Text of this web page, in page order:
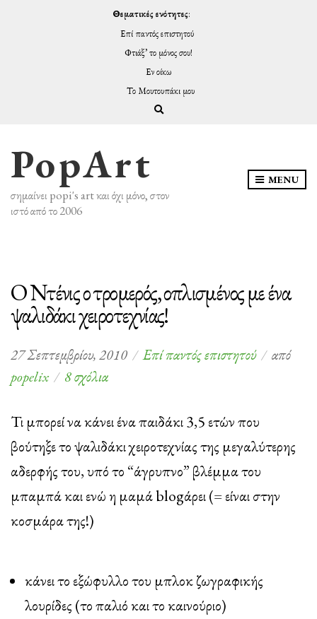
Θεματικές ενότητες:
Επί παντός επιστητού
Φτιάξ’ το μόνος σου!
Εν οίκω
Το Μουτουπάκι μου
Expand search form
PopArt
σημαίνει popi's art και όχι μόνο, στον
ιστό από το 2006
MENU
Ο Ντένις ο τρομερός, οπλισμένος με ένα
ψαλιδάκι χειροτεχνίας!
27 Σεπτεμβρίου, 2010 Επί παντός επιστητού
από
popelix
8 σχόλιαστο
Ντένις
ο
τρομερός,
οπλισμένος
με
χειροτεχνίας!
Τι μπορεί να κάνει ένα παιδάκι 3,5 ετών που
βούτηξε το ψαλιδάκι χειροτεχνίας της μεγαλύτερης
αδερφής του, υπό το “άγρυπνο” βλέμμα του
μπαμπά και ενώ η μαμά blogάρει (= είναι στην
κοσμάρα της!)
κάνει το εξώφυλλο του μπλοκ ζωγραφικής
λουρίδες (το παλιό και το καινούριο)